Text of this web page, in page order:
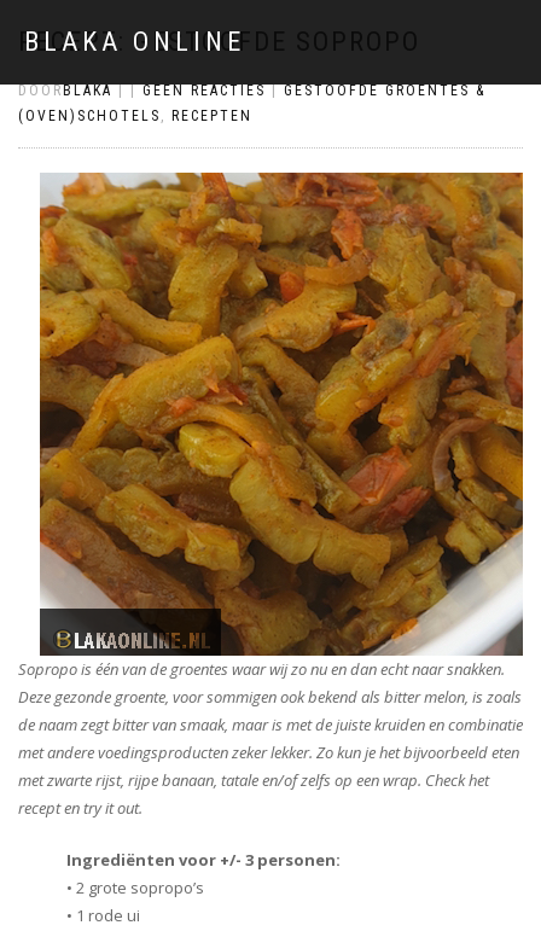
BLAKA ONLINE
RECEPT: GESTOOFDE SOPROPO
DOOR BLAKA GEEN REACTIES
GESTOOFDE GROENTES &
(OVEN)SCHOTELS , RECEPTEN
Sopropo is één van de groentes waar wij zo nu en dan echt naar snakken.
Deze gezonde groente, voor sommigen ook bekend als bitter melon, is zoals
de naam zegt bitter van smaak, maar is met de juiste kruiden en combinatie
met andere voedingsproducten zeker lekker. Zo kun je het bijvoorbeeld eten
met zwarte rijst, rijpe banaan, tatale en/of zelfs op een wrap. Check het
recept en try it out.
Ingrediënten voor +/- 3 personen:
• 2 grote sopropo’s
• 1 rode ui